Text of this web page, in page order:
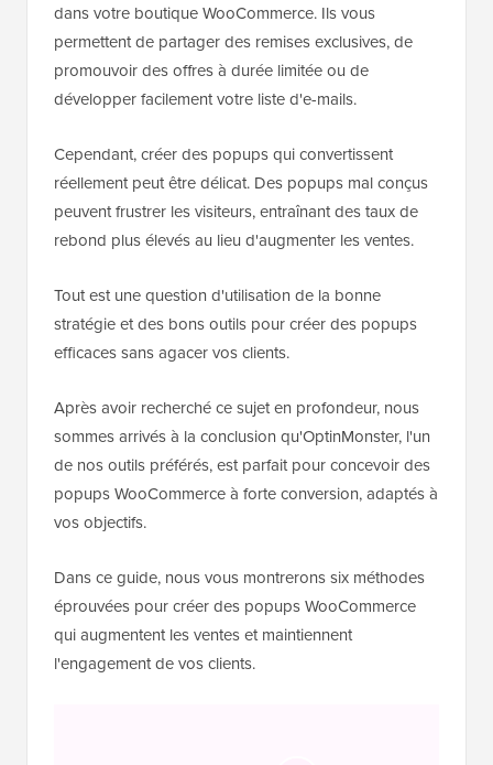
dans votre boutique WooCommerce. Ils vous
permettent de partager des remises exclusives, de
promouvoir des offres à durée limitée ou de
développer facilement votre liste d'e-mails.
Cependant, créer des popups qui convertissent
réellement peut être délicat. Des popups mal conçus
peuvent frustrer les visiteurs, entraînant des taux de
rebond plus élevés au lieu d'augmenter les ventes.
Tout est une question d'utilisation de la bonne
stratégie et des bons outils pour créer des popups
efficaces sans agacer vos clients.
Après avoir recherché ce sujet en profondeur, nous
sommes arrivés à la conclusion qu'OptinMonster, l'un
de nos outils préférés, est parfait pour concevoir des
popups WooCommerce à forte conversion, adaptés à
vos objectifs.
Dans ce guide, nous vous montrerons six méthodes
éprouvées pour créer des popups WooCommerce
qui augmentent les ventes et maintiennent
l'engagement de vos clients.